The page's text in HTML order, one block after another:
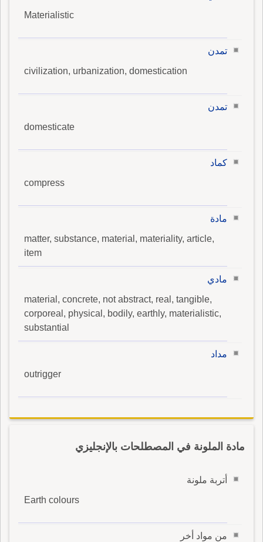
Materialistic
تمدن
civilization, urbanization, domestication
تمدن
domesticate
كماد
compress
مادة
matter, substance, material, materiality, article,
item
مادي
material, concrete, not abstract, real, tangible,
corporeal, physical, bodily, earthly, materialistic,
substantial
مداد
outrigger
مادة الملونة في المصطلحات بالإنجليزي
أتربة ملونة
Earth colours
من مواد أخر